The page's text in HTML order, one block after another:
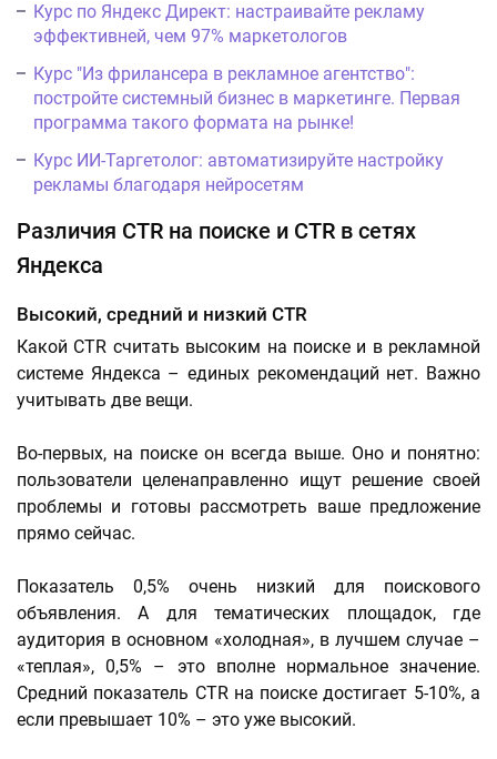
Курс по Яндекс Директ: настраивайте рекламу
эффективней, чем 97% маркетологов
Курс "Из фрилансера в рекламное агентство":
постройте системный бизнес в маркетинге. Первая
программа такого формата на рынке!
Курс ИИ-Таргетолог: автоматизируйте настройку
рекламы благодаря нейросетям
Различия CTR на поиске и CTR в сетях
Яндекса
Высокий, средний и низкий CTR
Какой CTR считать высоким на поиске и в рекламной
системе Яндекса – единых рекомендаций нет. Важно
учитывать две вещи.
Во-первых, на поиске он всегда выше. Оно и понятно:
пользователи целенаправленно ищут решение своей
проблемы и готовы рассмотреть ваше предложение
прямо сейчас.
Показатель 0,5% очень низкий для поискового
объявления. А для тематических площадок, где
аудитория в основном «холодная», в лучшем случае –
«теплая», 0,5% – это вполне нормальное значение.
Средний показатель CTR на поиске достигает 5-10%, а
если превышает 10% – это уже высокий.